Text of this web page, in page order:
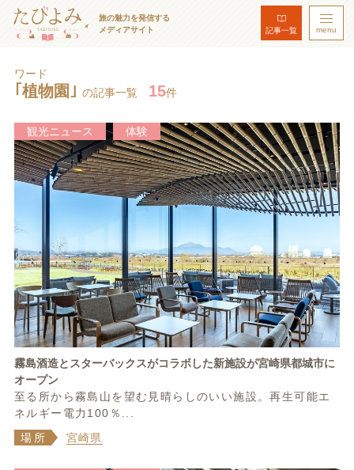
旅の魅力を発信する
メディアサイト
記事一覧 menu
ワード
｢植物園｣ の記事一覧 15件
観光ニュース 体験
霧島酒造とスターバックスがコラボした新施設が宮崎県都城市に
オープン
至る所から霧島山を望む見晴らしのいい施設。再生可能エ
ネルギー電力100％...
場所
宮崎県